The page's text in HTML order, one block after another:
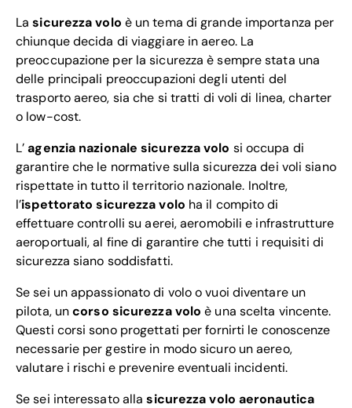
Lasicurezza volo è un tema di grande importanza per
chiunque decida di viaggiare in aereo. La
preoccupazione per la sicurezza è sempre stata una
delle principali preoccupazioni degli utenti del
trasporto aereo, sia che si tratti di voli di linea, charter
o low-cost.
L’agenzia nazionale sicurezza volo si occupa di
garantire che le normative sulla sicurezza dei voli siano
rispettate in tutto il territorio nazionale. Inoltre,
l’ispettorato sicurezza volo ha il compito di
effettuare controlli su aerei, aeromobili e infrastrutture
aeroportuali, al fine di garantire che tutti i requisiti di
sicurezza siano soddisfatti.
Se sei un appassionato di volo o vuoi diventare un
pilota, uncorso sicurezza volo è una scelta vincente.
Questi corsi sono progettati per fornirti le conoscenze
necessarie per gestire in modo sicuro un aereo,
valutare i rischi e prevenire eventuali incidenti.
Se sei interessato allasicurezza volo aeronautica